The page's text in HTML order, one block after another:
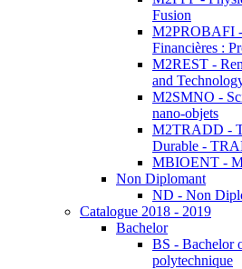
Fusion
M2PROBAFI
Financières :
M2REST -
and
M2SMNO -
nano-objets
M2TRADD -
Durable -
MBIOENT -
Non Diplomant
ND - Non
Catalogue 2018 - 2019
Bachelor
BS - Bachelor
polytechnique